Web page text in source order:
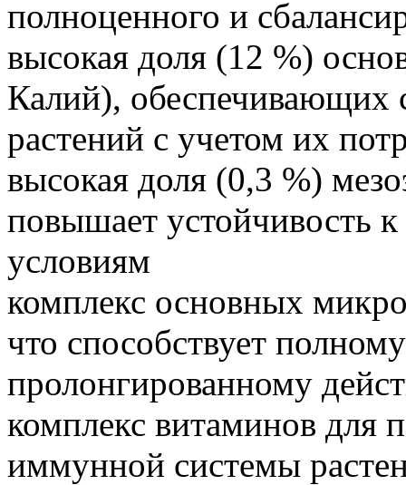
полноценного и
высокая доля (12 %)
Калий), обеспечивающих
растений с учетом их
высокая доля (0,3 %)
повышает устойчивость
условиям
комплекс основных
что способствует
пролонгированному
комплекс витаминов для
иммунной системы